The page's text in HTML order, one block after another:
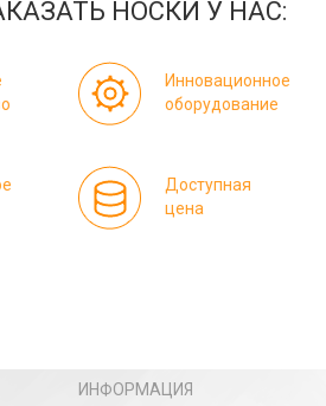
НОСКИ У НАС:
Инновационное
оборудование
Доступная
цена
ИНФОРМАЦИЯ